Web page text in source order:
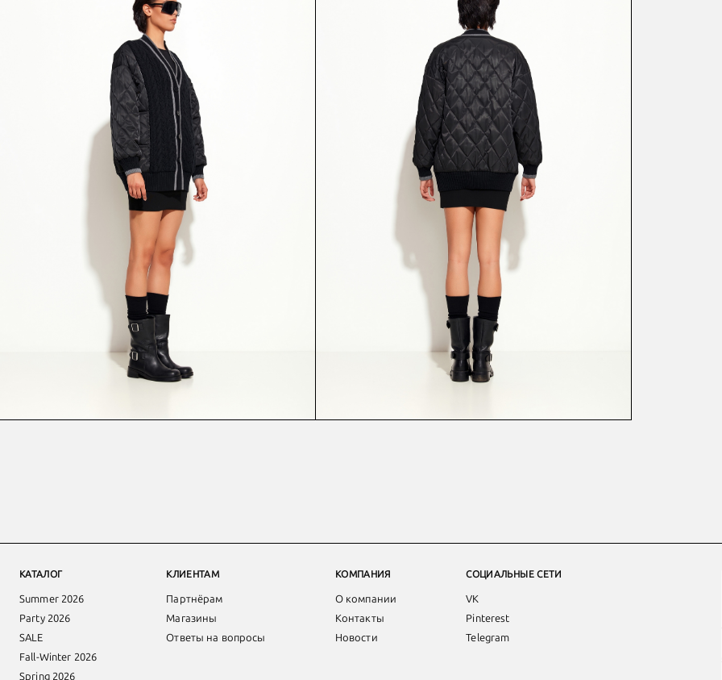
КАТАЛОГ
Summer 2026
Party 2026
SALE
Fall-Winter 2026
Spring 2026
КЛИЕНТАМ
Партнёрам
Магазины
Ответы на вопросы
КОМПАНИЯ
О компании
Контакты
Новости
СОЦИАЛЬНЫЕ СЕТИ
VK
Pinterest
Telegram